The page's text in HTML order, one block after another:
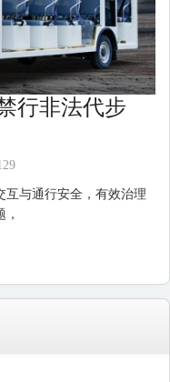
行非法代步
互与通行安全，有效治理